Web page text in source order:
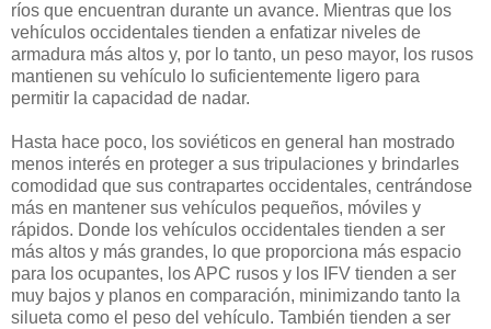
ríos que encuentran durante un avance. Mientras que los
vehículos occidentales tienden a enfatizar niveles de
armadura más altos y, por lo tanto, un peso mayor, los rusos
mantienen su vehículo lo suficientemente ligero para
permitir la capacidad de nadar.
Hasta hace poco, los soviéticos en general han mostrado
menos interés en proteger a sus tripulaciones y brindarles
comodidad que sus contrapartes occidentales, centrándose
más en mantener sus vehículos pequeños, móviles y
rápidos. Donde los vehículos occidentales tienden a ser
más altos y más grandes, lo que proporciona más espacio
para los ocupantes, los APC rusos y los IFV tienden a ser
muy bajos y planos en comparación, minimizando tanto la
silueta como el peso del vehículo. También tienden a ser